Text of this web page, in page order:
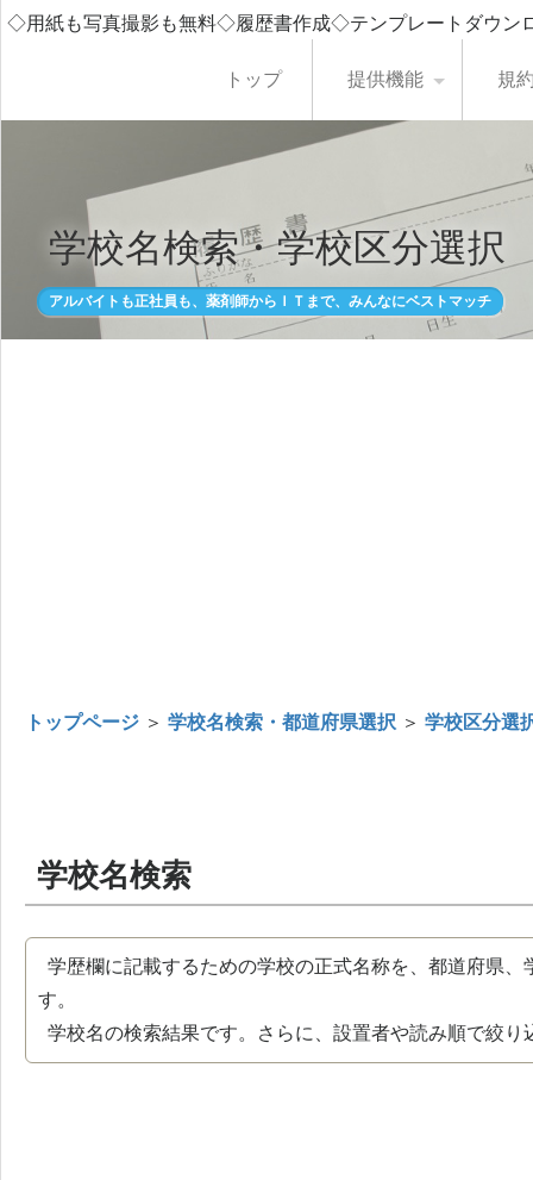
◇用紙も写真撮影も無料◇履歴書作成◇テンプレートダウ
トップ 提供機能 規
学校名検索・学校区分選択
アルバイトも正社員も、薬剤師からＩＴまで、みんなにベストマッチ
トップページ ＞ 学校名検索・都道府県選択 ＞ 学校区分選
学校名検索
学歴欄に記載するための学校の正式名称を、都道府県
す。
学校名の検索結果です。さらに、設置者や読み順で絞り